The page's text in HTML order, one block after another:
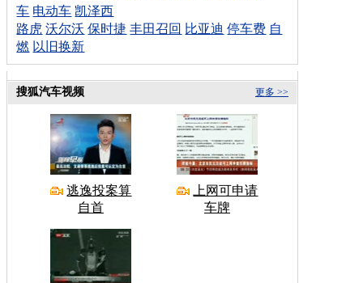
车 电动车 凯泽西
路虎 沃尔沃 保时捷 丰田召回 比亚迪 停车费 自
燃 以旧换新
更多 >>
搜狐汽车视频
逃逸投案算
自首
上网可申请
车牌